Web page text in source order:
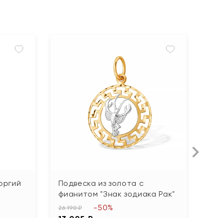
Подвеска из золота с
фианитом "Знак зодиака Рак"
26 190 ₽ -50%